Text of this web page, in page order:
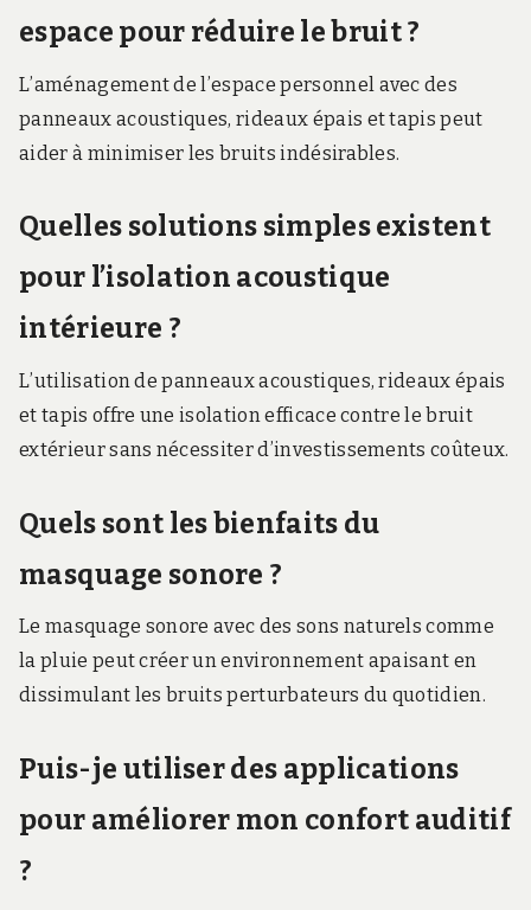
espace pour réduire le bruit ?
L’aménagement de l’espace personnel avec des
panneaux acoustiques, rideaux épais et tapis peut
aider à minimiser les bruits indésirables.
Quelles solutions simples existent
pour l’isolation acoustique
intérieure ?
L’utilisation de panneaux acoustiques, rideaux épais
et tapis offre une isolation efficace contre le bruit
extérieur sans nécessiter d’investissements coûteux.
Quels sont les bienfaits du
masquage sonore ?
Le masquage sonore avec des sons naturels comme
la pluie peut créer un environnement apaisant en
dissimulant les bruits perturbateurs du quotidien.
Puis-je utiliser des applications
pour améliorer mon confort auditif
?